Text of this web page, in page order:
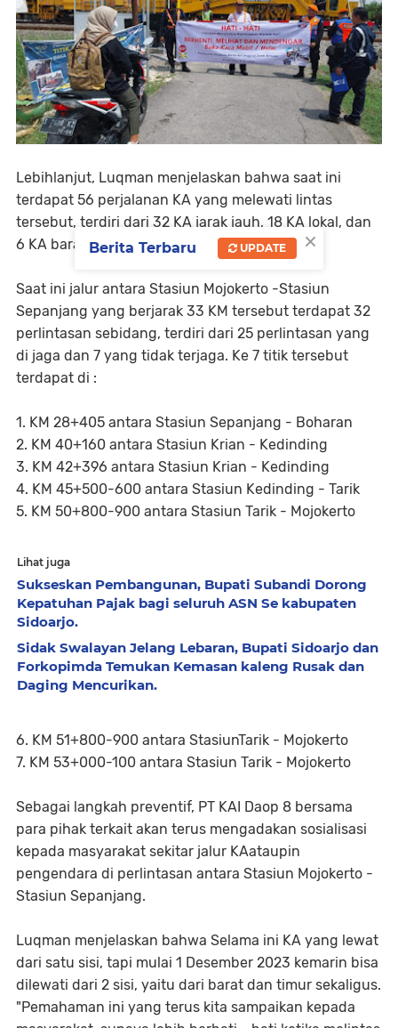
Lebihlanjut, Luqman menjelaskan bahwa saat ini
terdapat 56 perjalanan KA yang melewati lintas
tersebut, terdiri dari 32 KA jarak jauh, 18 KA lokal, dan
6 KA barang.
Saat ini jalur antara Stasiun Mojokerto -Stasiun
Sepanjang yang berjarak 33 KM tersebut terdapat 32
perlintasan sebidang, terdiri dari 25 perlintasan yang
di jaga dan 7 yang tidak terjaga. Ke 7 titik tersebut
terdapat di :
1. KM 28+405 antara Stasiun Sepanjang - Boharan
2. KM 40+160 antara Stasiun Krian - Kedinding
3. KM 42+396 antara Stasiun Krian - Kedinding
4. KM 45+500-600 antara Stasiun Kedinding - Tarik
5. KM 50+800-900 antara Stasiun Tarik - Mojokerto
Lihat juga
Sukseskan Pembangunan, Bupati Subandi Dorong
Kepatuhan Pajak bagi seluruh ASN Se kabupaten
Sidoarjo. ‎
Sidak Swalayan Jelang Lebaran, Bupati Sidoarjo dan
Forkopimda Temukan Kemasan kaleng Rusak dan
Daging Mencurikan. ‎ ‎
6. KM 51+800-900 antara StasiunTarik - Mojokerto
7. KM 53+000-100 antara Stasiun Tarik - Mojokerto
Sebagai langkah preventif, PT KAI Daop 8 bersama
para pihak terkait akan terus mengadakan sosialisasi
kepada masyarakat sekitar jalur KAataupin
pengendara di perlintasan antara Stasiun Mojokerto -
Stasiun Sepanjang.
Luqman menjelaskan bahwa Selama ini KA yang lewat
dari satu sisi, tapi mulai 1 Desember 2023 kemarin bisa
dilewati dari 2 sisi, yaitu dari barat dan timur sekaligus.
"Pemahaman ini yang terus kita sampaikan kepada
×
Berita Terbaru UPDATE